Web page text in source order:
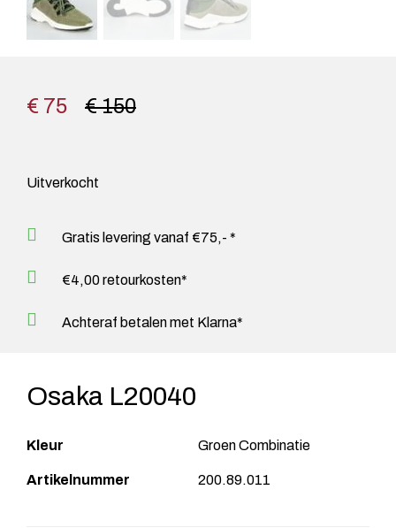
€ 150
€ 75
Uitverkocht
Gratis levering vanaf €75,- *
€4,00 retourkosten*
Achteraf betalen met Klarna*
Osaka L20040
Kleur Groen Combinatie
Artikelnummer 200.89.011